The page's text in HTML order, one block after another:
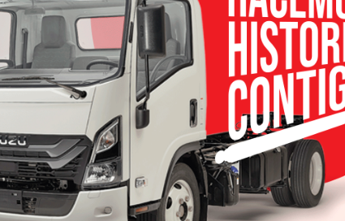
aros en el primer semestre del año: con
Audi aumentó sus ventas desde enero en un
donde el aumento se sitúa en un 8.4%
unidades. Los nuevos modelos,
el aumento de las ventas en todo el mundo.
las 169,000 unidades, superando las
mercados principales.